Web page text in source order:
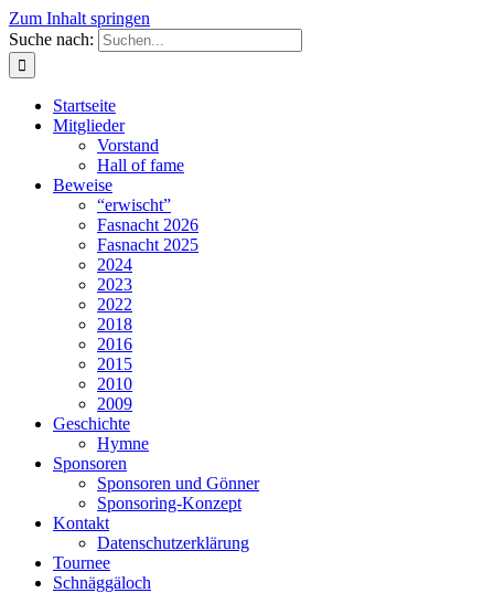
Zum Inhalt springen
Suche nach:
Startseite
Mitglieder
Vorstand
Hall of fame
Beweise
“erwischt”
Fasnacht 2026
Fasnacht 2025
2024
2023
2022
2018
2016
2015
2010
2009
Geschichte
Hymne
Sponsoren
Sponsoren und Gönner
Sponsoring-Konzept
Kontakt
Datenschutzerklärung
Tournee
Schnäggäloch